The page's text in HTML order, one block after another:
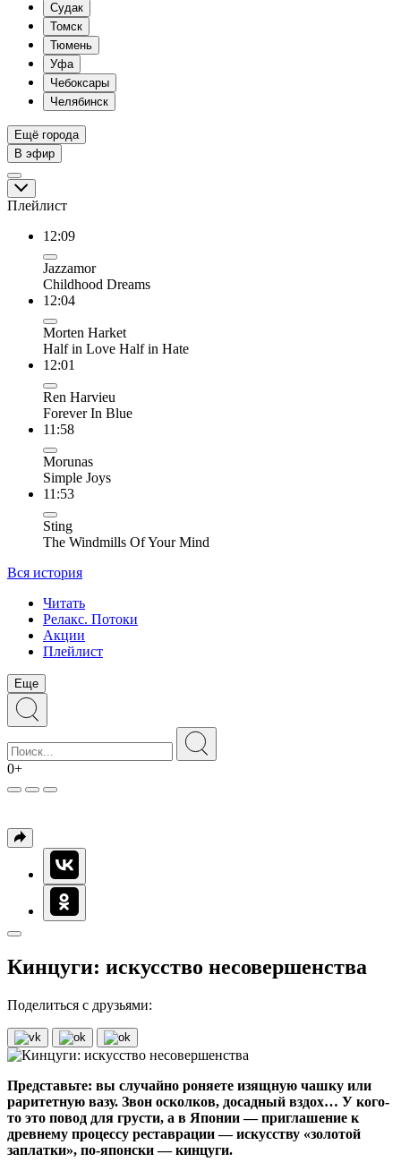
Судак
Томск
Тюмень
Уфа
Чебоксары
Челябинск
Ещё города
В эфир
Плейлист
12:09
Jazzamor
Childhood Dreams
12:04
Morten Harket
Half in Love Half in Hate
12:01
Ren Harvieu
Forever In Blue
11:58
Morunas
Simple Joys
11:53
Sting
The Windmills Of Your Mind
Вся история
Читать
Релакс. Потоки
Акции
Плейлист
Еще
0+
Кинцуги: искусство несовершенства
Поделиться с друзьями:
Представьте: вы случайно роняете изящную чашку или
раритетную вазу. Звон осколков, досадный вздох… У кого-
то это повод для грусти, а в Японии — приглашение к
древнему процессу реставрации — искусству «золотой
заплатки», по-японски — кинцуги.